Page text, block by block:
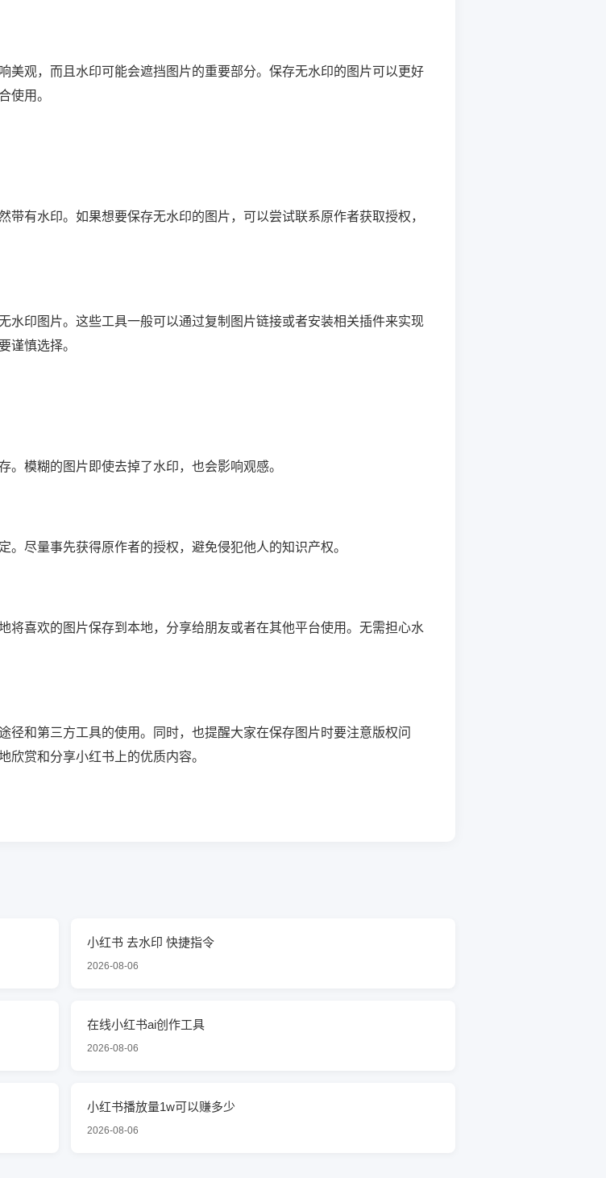
美观，而且水印可能会遮挡图片的重要部分。保存无水印的图片可以更好
使用。
有水印。如果想要保存无水印的图片，可以尝试联系原作者获取授权，
水印图片。这些工具一般可以通过复制图片链接或者安装相关插件来实现
谨慎选择。
模糊的图片即使去掉了水印，也会影响观感。
尽量事先获得原作者的授权，避免侵犯他人的知识产权。
将喜欢的图片保存到本地，分享给朋友或者在其他平台使用。无需担心水
径和第三方工具的使用。同时，也提醒大家在保存图片时要注意版权问
欣赏和分享小红书上的优质内容。
小红书 去水印 快捷指令
2026-08-06
在线小红书ai创作工具
2026-08-06
小红书播放量1w可以赚多少
2026-08-06